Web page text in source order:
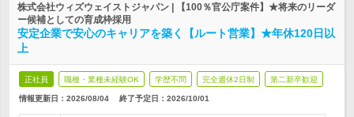
株式会社ウィズウェイストジャパン | 【100％官公庁案件】★将来のリーダ
ー候補としての育成枠採用
安定企業で安心のキャリアを築く【ルート営業】★年休120日以
上
正社員 職種・業種未経験OK 学歴不問 完全週休2日制 第二新卒歓迎
情報更新日：2026/08/04 終了予定日： 2026/10/01